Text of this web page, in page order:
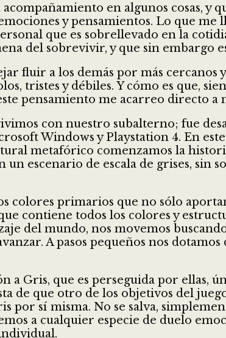
en algunos cosas, y
y pensamientos. Lo que me
que es sobrellevado en la
del sobrevivir, y que sin embargo
fluir a los demás por más cercanos
tristes y débiles. Y cómo es que,
pensamiento me acarreo directo a
con nuestro subalterno; fue
Windows y Playstation 4. En
metafórico comenzamos la
un escenario de escala de grises, sin
colores primarios que no sólo
contiene todos los colores y
del mundo, nos movemos
A pasos pequeños nos dotamos
a Gris, que es perseguida por ellas,
de que otro de los objetivos del
sí misma. No se salva,
a cualquier especie de duelo